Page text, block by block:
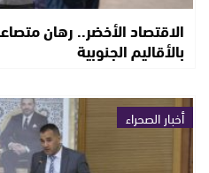
الاقتصاد الأخضر.. رهان
بالأقاليم الجنوبية
أخبار الصحراء